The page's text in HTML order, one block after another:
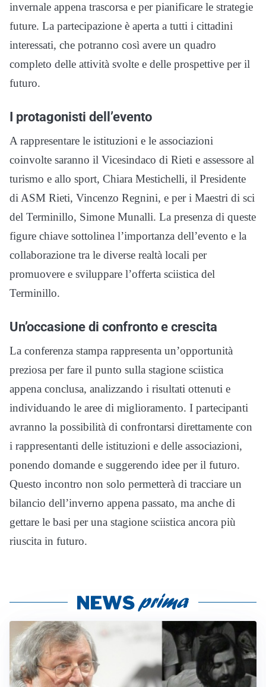
invernale appena trascorsa e per pianificare le strategie
future. La partecipazione è aperta a tutti i cittadini
interessati, che potranno così avere un quadro
completo delle attività svolte e delle prospettive per il
futuro.
I protagonisti dell’evento
A rappresentare le istituzioni e le associazioni
coinvolte saranno il Vicesindaco di Rieti e assessore al
turismo e allo sport, Chiara Mestichelli, il Presidente
di ASM Rieti, Vincenzo Regnini, e per i Maestri di sci
del Terminillo, Simone Munalli. La presenza di queste
figure chiave sottolinea l’importanza dell’evento e la
collaborazione tra le diverse realtà locali per
promuovere e sviluppare l’offerta sciistica del
Terminillo.
Un’occasione di confronto e crescita
La conferenza stampa rappresenta un’opportunità
preziosa per fare il punto sulla stagione sciistica
appena conclusa, analizzando i risultati ottenuti e
individuando le aree di miglioramento. I partecipanti
avranno la possibilità di confrontarsi direttamente con
i rappresentanti delle istituzioni e delle associazioni,
ponendo domande e suggerendo idee per il futuro.
Questo incontro non solo permetterà di tracciare un
bilancio dell’inverno appena passato, ma anche di
gettare le basi per una stagione sciistica ancora più
riuscita in futuro.